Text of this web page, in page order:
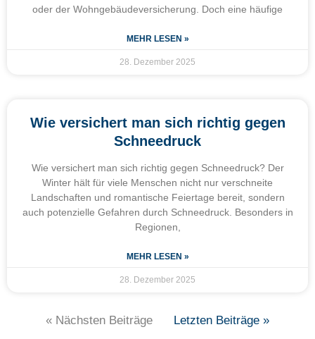
oder der Wohngebäudeversicherung. Doch eine häufige
MEHR LESEN »
28. Dezember 2025
Wie versichert man sich richtig gegen
Schneedruck
Wie versichert man sich richtig gegen Schneedruck? Der
Winter hält für viele Menschen nicht nur verschneite
Landschaften und romantische Feiertage bereit, sondern
auch potenzielle Gefahren durch Schneedruck. Besonders in
Regionen,
MEHR LESEN »
28. Dezember 2025
« Nächsten Beiträge Letzten Beiträge »